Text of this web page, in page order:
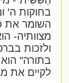
בחוקות ה'
השומר את
מצוותיה-
ולזכות
בתורה" הוא
לקיים את